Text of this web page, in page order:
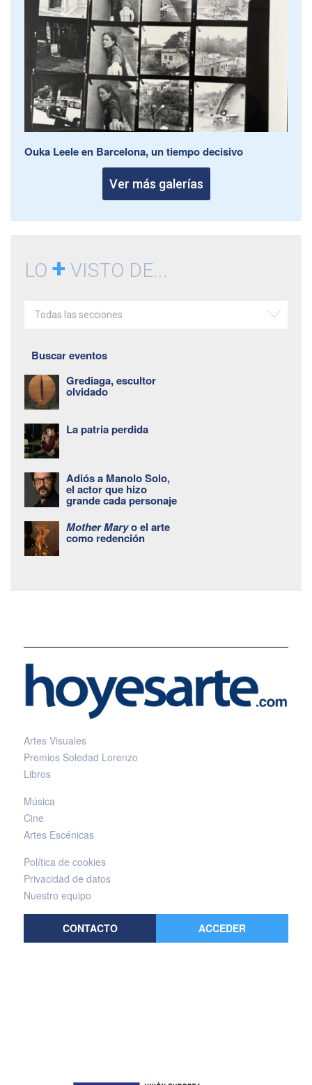
Ouka Leele en Barcelona, un tiempo decisivo
Ver más galerías
LO + VISTO DE...
Todas las secciones
Buscar eventos
Grediaga, escultor
olvidado
La patria perdida
Adiós a Manolo Solo,
el actor que hizo
grande cada personaje
Mother Maryo el arte
como redención
Artes Visuales
Premios Soledad Lorenzo
Libros
Música
Cine
Artes Escénicas
Política de cookies
Privacidad de datos
Nuestro equipo
CONTACTO ACCEDER